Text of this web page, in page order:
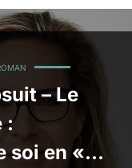
– Le
:
soi en «